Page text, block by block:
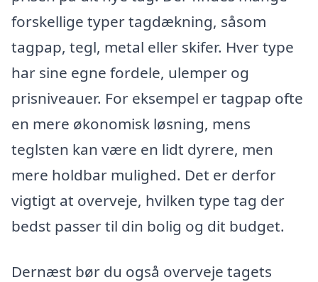
forskellige typer tagdækning, såsom
tagpap, tegl, metal eller skifer. Hver type
har sine egne fordele, ulemper og
prisniveauer. For eksempel er tagpap ofte
en mere økonomisk løsning, mens
teglsten kan være en lidt dyrere, men
mere holdbar mulighed. Det er derfor
vigtigt at overveje, hvilken type tag der
bedst passer til din bolig og dit budget.
Dernæst bør du også overveje tagets